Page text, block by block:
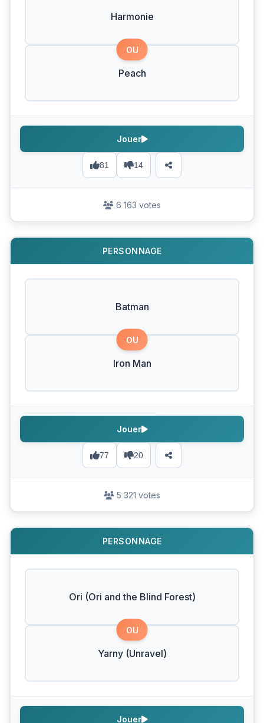
Harmonie
OU
Peach
81 14
Jouer
6 163 votes
PERSONNAGE
Batman
OU
Iron Man
77 20
Jouer
5 321 votes
PERSONNAGE
Ori (Ori and the Blind Forest)
OU
Yarny (Unravel)
Jouer